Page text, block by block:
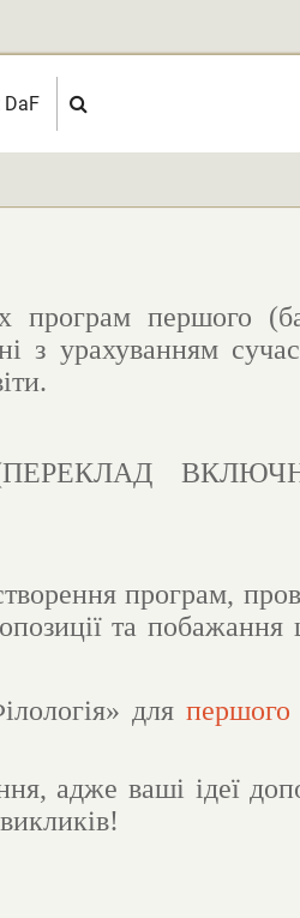
DaF
першого
з урахуванням
програм,
та
дляпершого
адже ваші ідеї